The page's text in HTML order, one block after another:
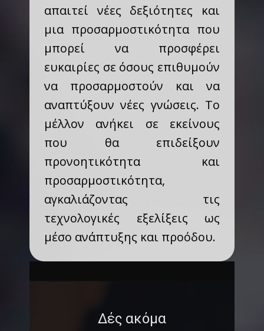
απαιτεί νέες δεξιότητες και
μια προσαρμοστικότητα που
μπορεί να προσφέρει
ευκαιρίες σε όσους επιθυμούν
να προσαρμοστούν και να
αναπτύξουν νέες γνώσεις. Το
μέλλον ανήκει σε εκείνους
που θα επιδείξουν
προνοητικότητα και
προσαρμοστικότητα,
αγκαλιάζοντας τις
τεχνολογικές εξελίξεις ως
μέσο ανάπτυξης και προόδου.
Δές ακόμα